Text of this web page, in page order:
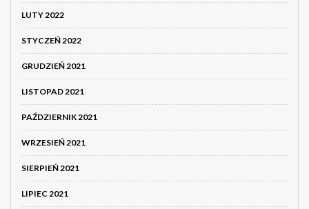
LUTY 2022
STYCZEŃ 2022
GRUDZIEŃ 2021
LISTOPAD 2021
PAŹDZIERNIK 2021
WRZESIEŃ 2021
SIERPIEŃ 2021
LIPIEC 2021